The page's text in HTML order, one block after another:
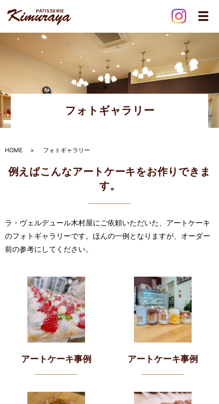
メ
フォトギャラリー
HOME フォトギャラリー
例えばこんなアートケーキをお作りできま
す。
ラ・ヴェルデュール木村屋にご依頼いただいた、アートケーキ
のフォトギャラリーです。ほんの一例となりますが、オーダー
前の参考にしてください。
アートケーキ事例 アートケーキ事例